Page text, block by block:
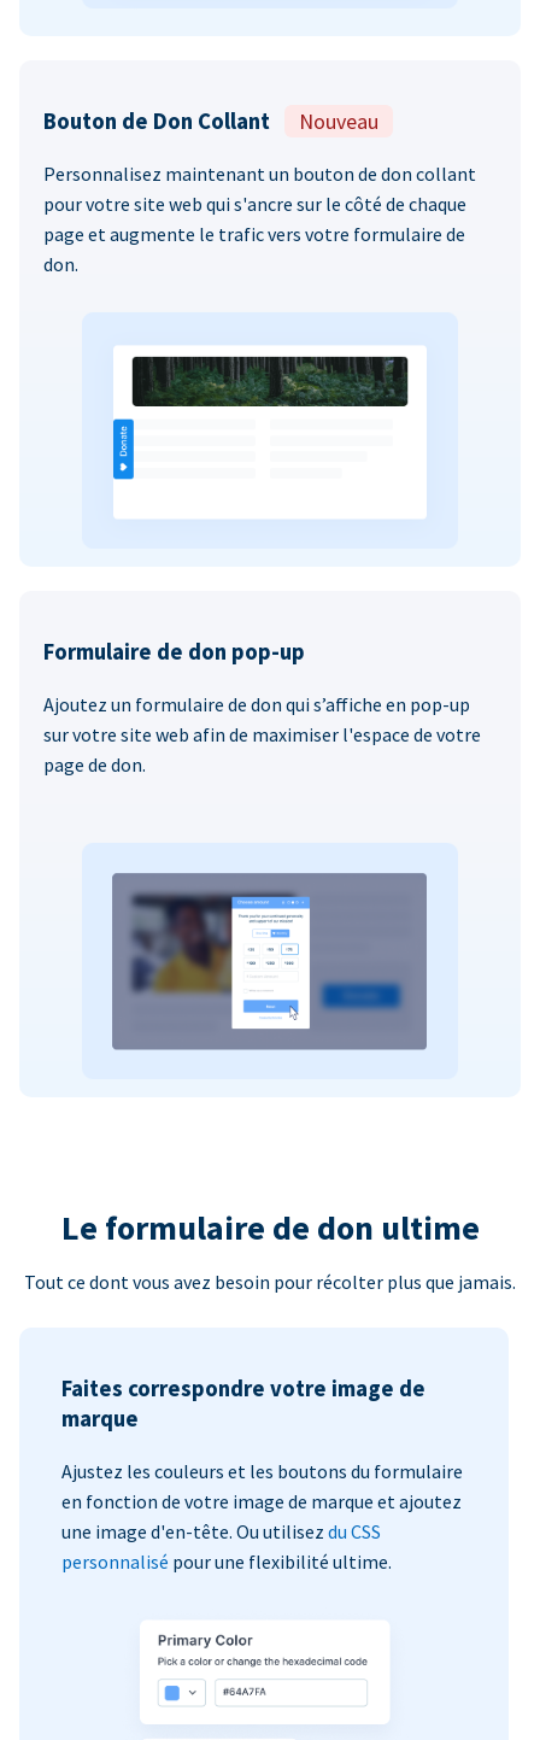
Bouton de Don Collant Nouveau
Personnalisez maintenant un bouton de don collant
pour votre site web qui s'ancre sur le côté de chaque
page et augmente le trafic vers votre formulaire de
don.
Formulaire de don pop-up
Ajoutez un formulaire de don qui s’affiche en pop-up
sur votre site web afin de maximiser l'espace de votre
page de don.
Le formulaire de don ultime
Tout ce dont vous avez besoin pour récolter plus que jamais.
Faites correspondre votre image de
marque
Ajustez les couleurs et les boutons du formulaire
en fonction de votre image de marque et ajoutez
une image d'en-tête. Ou utilisez du CSS
personnalisé pour une flexibilité ultime.